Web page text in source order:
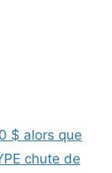
$ alors que
chute de